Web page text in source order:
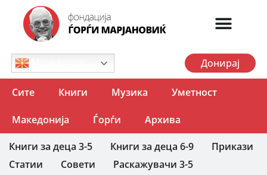
Донирај
Сите Книги Музика Уметност
Македонија Ѓорѓи Архива
Книги за деца 3-5 Книги за деца 6-9
Прикази
Статии
Совети
Раскажувачи 3-5